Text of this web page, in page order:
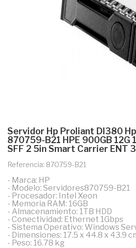
Servidor Hp Proliant Dl380
870759-B21 HPE 900GB 12G
SFF 2 5in Smart Carrier ENT
Referencia: 870759-B21
- Marca: HP
- Modelo: Servidores870759-B21
- Procesador: Intel Xeon
- Memoria RAM: 16GB
- Almacenamiento: 1TB HDD
- Conectividad: Ethernet 1Gbps
- Sistema Operativo: Windows
- Dimensiones: 17.5 x 44.8 x 43.9
- Peso: 16.78 kg